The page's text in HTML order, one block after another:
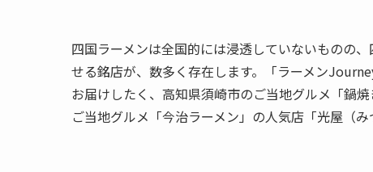
四国ラーメンは全国的には浸透していないものの
せる銘店が、数多く存在します。「ラーメン
お届けしたく、高知県須崎市のご当地グルメ「鍋
ご当地グルメ「今治ラーメン」の人気店「光屋（